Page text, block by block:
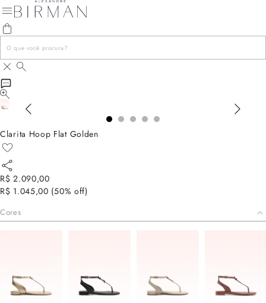
Clarita Hoop Flat Golden
R$ 2.090,00
R$ 1.045,00 (50% off)
Cores